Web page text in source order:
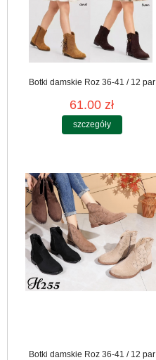
Botki damskie Roz 36-41 / 12 par
61.00 zł
szczegóły
Botki damskie Roz 36-41 / 12 par